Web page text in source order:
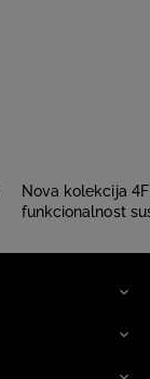
Nova kolekcija
funkcionalnost